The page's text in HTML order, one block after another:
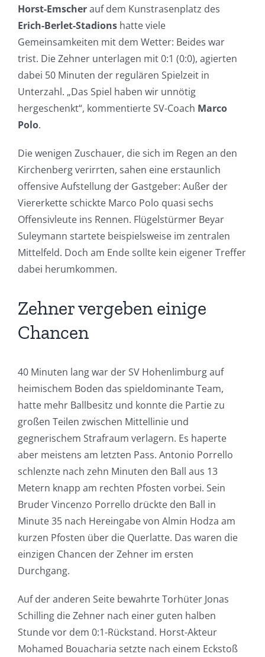
Horst-Emscherauf dem Kunstrasenplatz des
Erich-Berlet-Stadions hatte viele
Gemeinsamkeiten mit dem Wetter: Beides war
trist. Die Zehner unterlagen mit 0:1 (0:0), agierten
dabei 50 Minuten der regulären Spielzeit in
Unterzahl. „Das Spiel haben wir unnötig
hergeschenkt“, kommentierte SV-Coach Marco
Polo.
Die wenigen Zuschauer, die sich im Regen an den
Kirchenberg verirrten, sahen eine erstaunlich
offensive Aufstellung der Gastgeber: Außer der
Viererkette schickte Marco Polo quasi sechs
Offensivleute ins Rennen. Flügelstürmer Beyar
Suleymann startete beispielsweise im zentralen
Mittelfeld. Doch am Ende sollte kein eigener Treffer
dabei herumkommen.
Zehner vergeben einige
Chancen
40 Minuten lang war der SV Hohenlimburg auf
heimischem Boden das spieldominante Team,
hatte mehr Ballbesitz und konnte die Partie zu
großen Teilen zwischen Mittellinie und
gegnerischem Strafraum verlagern. Es haperte
aber meistens am letzten Pass. Antonio Porrello
schlenzte nach zehn Minuten den Ball aus 13
Metern knapp am rechten Pfosten vorbei. Sein
Bruder Vincenzo Porrello drückte den Ball in
Minute 35 nach Hereingabe von Almin Hodza am
kurzen Pfosten über die Querlatte. Das waren die
einzigen Chancen der Zehner im ersten
Durchgang.
Auf der anderen Seite bewahrte Torhüter Jonas
Schilling die Zehner nach einer guten halben
Stunde vor dem 0:1-Rückstand. Horst-Akteur
Mohamed Bouacharia setzte nach einem Eckstoß